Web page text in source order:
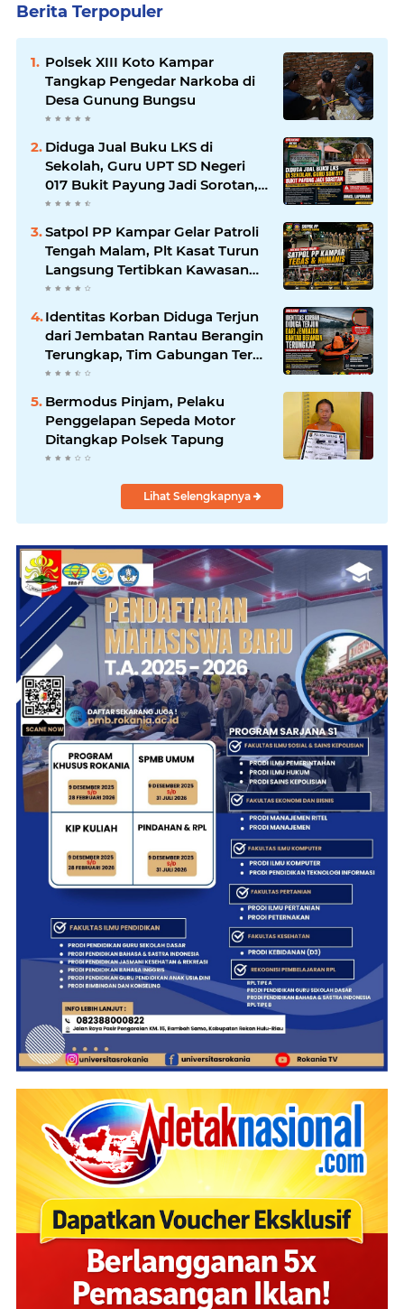
Berita Terpopuler
Polsek XIII Koto Kampar
Tangkap Pengedar Narkoba di
Desa Gunung Bungsu
Diduga Jual Buku LKS di
Sekolah, Guru UPT SD Negeri
017 Bukit Payung Jadi Sorotan,
Disdikpora Kampar Tegaskan
Tidak Pernah Beri Izin
Satpol PP Kampar Gelar Patroli
Tengah Malam, Plt Kasat Turun
Langsung Tertibkan Kawasan
Publik dan Warung Karaoke
Identitas Korban Diduga Terjun
dari Jembatan Rantau Berangin
Terungkap, Tim Gabungan Terus
Sisir Sungai Kampar
Bermodus Pinjam, Pelaku
Penggelapan Sepeda Motor
Ditangkap Polsek Tapung
Lihat Selengkapnya